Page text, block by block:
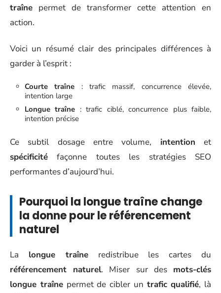
traîne permet de transformer cette attention en
action.
Voici un résumé clair des principales différences à
garder à l’esprit :
Courte traîne : trafic massif, concurrence élevée,
intention large
Longue traîne : trafic ciblé, concurrence plus faible,
intention précise
Ce subtil dosage entre volume, intention et
spécificité façonne toutes les stratégies SEO
performantes d’aujourd’hui.
Pourquoi la longue traîne change
la donne pour le référencement
naturel
La longue traîneredistribue les cartes du
référencement naturel. Miser sur des mots-clés
longue traînepermet de cibler un trafic qualifié, là